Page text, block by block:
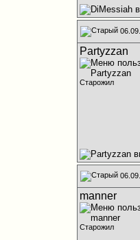
Partyzzan
Старожил
manner
Старожил